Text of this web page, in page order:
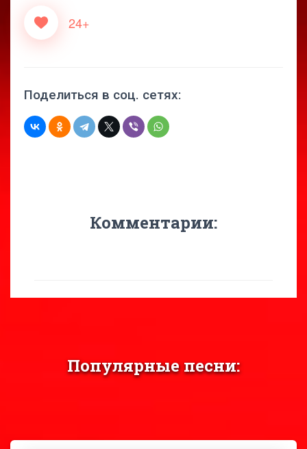
24+
Поделиться в соц. сетях:
Комментарии:
Популярные песни: